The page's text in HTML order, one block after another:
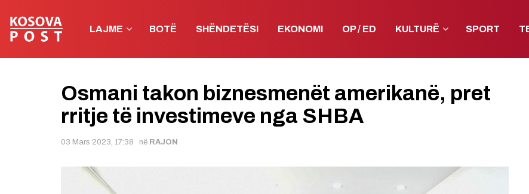
LAJME BOTË SHËNDETËSI EKONOMI OP / ED KULTURË SPORT
Osmani takon biznesmenët amerikanë, pret
rritje të investimeve nga SHBA
03 Mars 2023, 17:38 në RAJON